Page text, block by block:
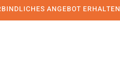
ANGEBOT ERHALTEN